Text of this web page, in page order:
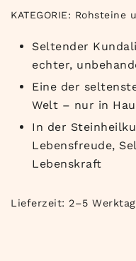
KATEGORIE: Rohsteine
Seltender
echter,
Eine der
Welt – nur in
In der
Lebensfreude,
Lebenskraft
Lieferzeit: 2–5